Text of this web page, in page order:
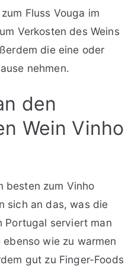
Fluss Vouga im
Verkosten des Weins
die eine oder
nehmen.
den
Wein Vinho
besten zum Vinho
sich an das, was die
Portugal serviert man
wie zu warmen
gut zu Finger-Foods